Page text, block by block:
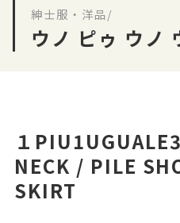
紳士服・洋品/
ウノ ピゥ ウノ
１
NECK / PILE
SKIRT